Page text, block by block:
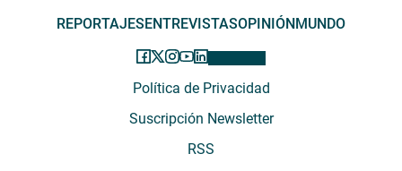
REPORTAJESENTREVISTASOPINIÓNMUNDO
Política de Privacidad
Suscripción Newsletter
RSS